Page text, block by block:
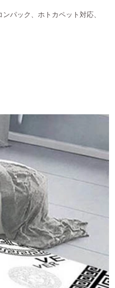
パック、ホトカペット対応、